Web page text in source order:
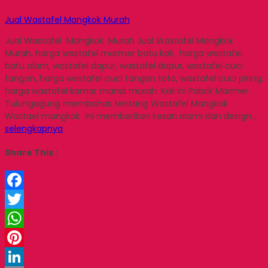
Jual Wastafel Mangkok Murah
Jual Wastafel Mangkok Murah Jual Wastafel Mangkok
Murah, harga wastafel marmer batu kali, harga wastafel
batu alam, wastafel dapur, wastafel dapur, wastafel cuci
tangan, harga wastafel cuci tangan toto, wastafel cuci piring,
harga wastafel kamar mandi murah. Kali ini Pabrik Marmer
Tulungagung membahas tentang Wastafel Mangkok .
Wastael mangkok ini memberikan kesan alami dan design…
selengkapnya
Share This :
Facebook
Twitter
WhatsApp
Pinterest